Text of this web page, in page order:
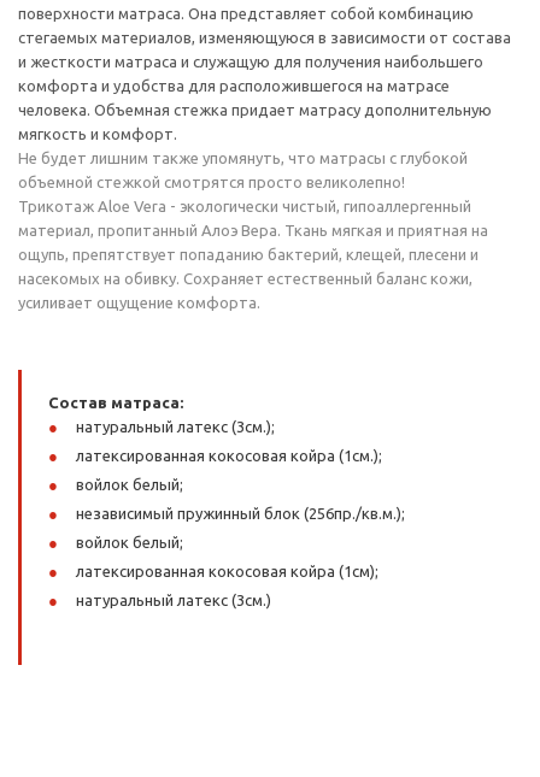
поверхности матраса. Она представляет собой комбинацию
стегаемых материалов, изменяющуюся в зависимости от состава
и жесткости матраса и служащую для получения наибольшего
комфорта и удобства для расположившегося на матрасе
человека. Объемная стежка придает матрасу дополнительную
мягкость и комфорт.
Не будет лишним также упомянуть, что матрасы с глубокой
объемной стежкой смотрятся просто великолепно!
Трикотаж Aloe Vera - экологически чистый, гипоаллергенный
материал, пропитанный Алоэ Вера. Ткань мягкая и приятная на
ощупь, препятствует попаданию бактерий, клещей, плесени и
насекомых на обивку. Сохраняет естественный баланс кожи,
усиливает ощущение комфорта.
Состав матраса:
натуральный латекс (3см.);
латексированная кокосовая койра (1см.);
войлок белый;
независимый пружинный блок (256пр./кв.м.);
войлок белый;
латексированная кокосовая койра (1см);
натуральный латекс (3см.)